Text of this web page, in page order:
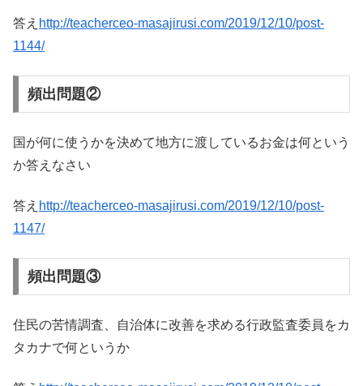
答え http://teacherceo-masajirusi.com/2019/12/10/post-
1144/
頻出問題②
国が何に使うかを決めて地方に渡しているお金は何という
か答えなさい
答え http://teacherceo-masajirusi.com/2019/12/10/post-
1147/
頻出問題③
住民の苦情調査、自治体に改善を求める行政監査委員をカ
タカナで何というか